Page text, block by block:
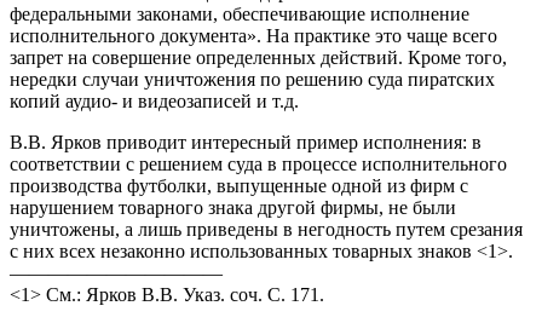
федеральными законами, обеспечивающие исполнение
исполнительного документа». На практике это чаще всего
запрет на совершение определенных действий. Кроме того,
нередки случаи уничтожения по решению суда пиратских
копий аудио- и видеозаписей и т.д.
В.В. Ярков приводит интересный пример исполнения: в
соответствии с решением суда в процессе исполнительного
производства футболки, выпущенные одной из фирм с
нарушением товарного знака другой фирмы, не были
уничтожены, а лишь приведены в негодность путем срезания
с них всех незаконно использованных товарных знаков <1>.
———————————
<1> См.: Ярков В.В. Указ. соч. С. 171.